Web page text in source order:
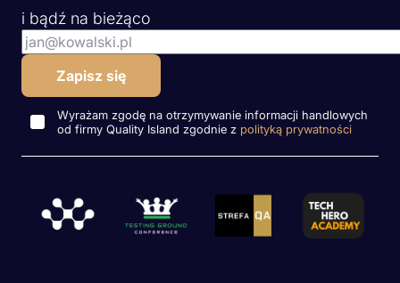
i bądź na bieżąco
Wyrażam zgodę na otrzymywanie informacji handlowych
od firmy Quality Island zgodnie z polityką prywatności